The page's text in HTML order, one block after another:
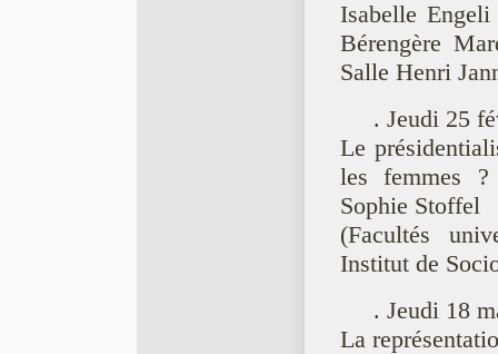
Isabelle
Bérengère
Salle Henri
. Jeudi 25
Le
les femmes
Sophie Stoffel
(Facultés
Institut de
. Jeudi 18
La